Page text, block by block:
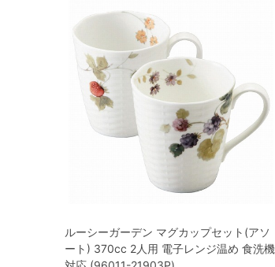
ルーシーガーデン マグカップセット(アソ
ート) 370cc 2人用 電子レンジ温め 食洗機